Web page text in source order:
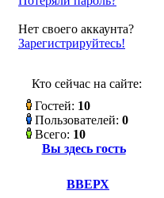
Нет своего аккаунта?
Зарегистрируйтесь!
Кто сейчас на сайте:
Гостей: 10
Пользователей: 0
Всего: 10
Вы здесь гость
ВВЕРХ